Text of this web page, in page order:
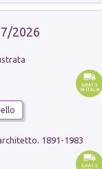
2026
1891-1983